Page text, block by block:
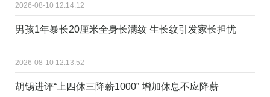
2026-08-10 12:14:12
男孩1年暴长20厘米全身长满纹 生长纹引发家长担忧
2026-08-10 12:13:52
胡锡进评“上四休三降薪1000” 增加休息不应降薪